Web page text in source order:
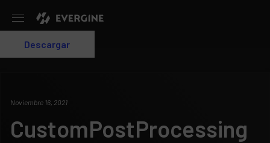
Login
Descargar
Noviembre 16, 2021
CustomPostProcessing